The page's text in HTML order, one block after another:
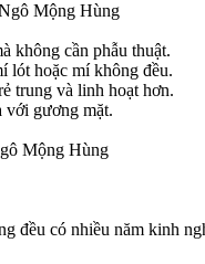
Mộng Hùng
không cần phẫu thuật.
lót hoặc mí không đều.
trung và linh hoạt hơn.
với gương mặt.
Mộng Hùng
có nhiều năm kinh